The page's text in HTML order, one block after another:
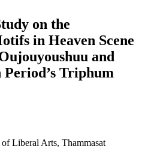
on the
in Heaven Scene
and
Triphum
Liberal Arts, Thammasat